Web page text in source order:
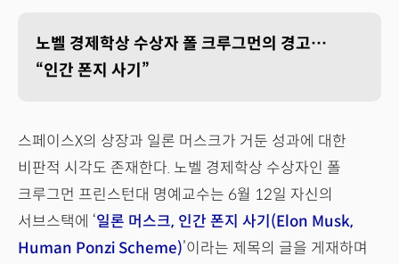
노벨 경제학상 수상자 폴 크루그먼의 경고…
“인간 폰지 사기”
스페이스X의 상장과 일론 머스크가 거둔 성과에 대한
비판적 시각도 존재한다. 노벨 경제학상 수상자인 폴
크루그먼 프린스턴대 명예교수는 6월 12일 자신의
서브스택에 ‘일론 머스크, 인간 폰지 사기(Elon Musk,
Human Ponzi Scheme)’이라는 제목의 글을 게재하며